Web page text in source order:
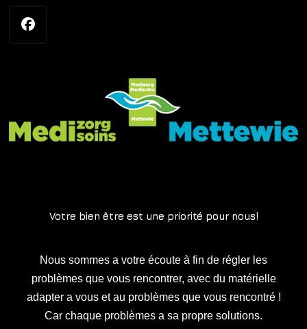
Votre bien être est une priorité pour nous!
Nous sommes a votre écoute à fin de régler les
problèmes que vous rencontrer, avec du matérielle
adapter a vous et au problèmes que vous rencontré !
Car chaque problèmes a sa propre solutions.